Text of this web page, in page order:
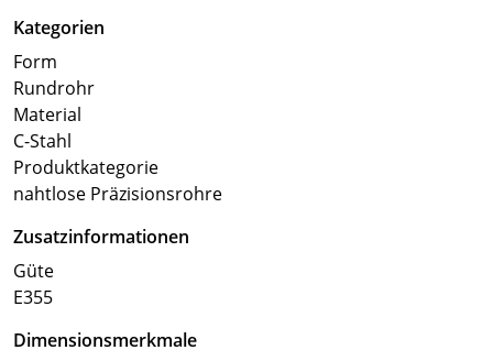
Kategorien
Form
Rundrohr
Material
C-Stahl
Produktkategorie
nahtlose Präzisionsrohre
Zusatzinformationen
Güte
E355
Dimensionsmerkmale